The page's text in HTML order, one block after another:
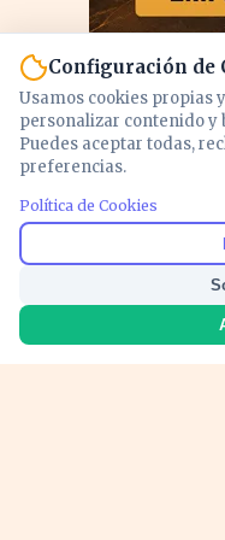
Configuración de
Usamos cookies propias
personalizar contenido
Puedes aceptar todas,
preferencias.
Política de Cookies